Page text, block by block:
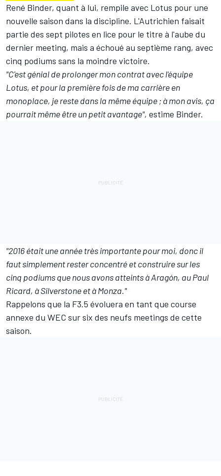
René Binder, quant à lui, rempile avec Lotus pour une
nouvelle saison dans la discipline. L'Autrichien faisait
partie des sept pilotes en lice pour le titre à l'aube du
dernier meeting, mais a échoué au septième rang, avec
cinq podiums sans la moindre victoire.
"C'est génial de prolonger mon contrat avec l'équipe
Lotus, et pour la première fois de ma carrière en
monoplace, je reste dans la même équipe ; à mon avis, ça
pourrait même être un petit avantage", estime Binder.
"2016 était une année très importante pour moi, donc il
faut simplement rester concentré et construire sur les
cinq podiums que nous avons atteints à Aragón, au Paul
Ricard, à Silverstone et à Monza."
Rappelons que la F3.5 évoluera en tant que course
annexe du WEC sur six des neufs meetings de cette
saison.